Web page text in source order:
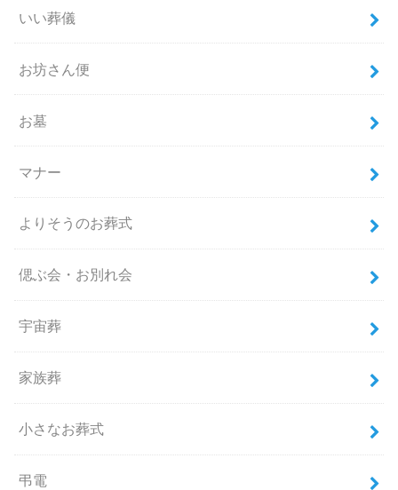
いい葬儀
お坊さん便
お墓
マナー
よりそうのお葬式
偲ぶ会・お別れ会
宇宙葬
家族葬
小さなお葬式
弔電